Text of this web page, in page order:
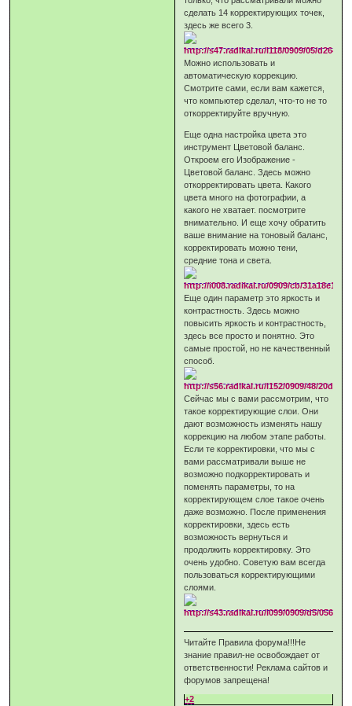
сделать 14 корректирующих точек,
здесь же всего 3.
Можно использовать и
автоматическую коррекцию.
Смотрите сами, если вам кажется,
что компьютер сделал, что-то не то
откорректируйте вручную.
Еще одна настройка цвета это
инструмент Цветовой баланс.
Откроем его Изображение -
Цветовой баланс. Здесь можно
откорректировать цвета. Какого
цвета много на фотографии, а
какого не хватает. посмотрите
внимательно. И еще хочу обратить
ваше внимание на тоновый баланс,
корректировать можно тени,
средние тона и света.
Еще один параметр это яркость и
контрастность. Здесь можно
повысить яркость и контрастность,
здесь все просто и понятно. Это
самые простой, но не качественный
способ.
Сейчас мы с вами рассмотрим, что
такое корректирующие слои. Они
дают возможность изменять нашу
коррекцию на любом этапе работы.
Если те корректировки, что мы с
вами рассматривали выше не
возможно подкорректировать и
поменять параметры, то на
корректирующем слое такое очень
даже возможно. После применения
корректировки, здесь есть
возможность вернуться и
продолжить корректировку. Это
очень удобно. Советую вам всегда
пользоваться корректирующими
слоями.
Читайте Правила форума!!!Не
знание правил-не освобождает от
ответственности! Реклама сайтов и
форумов запрещена!
+2